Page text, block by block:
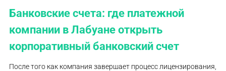
Банковские счета: где платежной
компании в Лабуане открыть
корпоративный банковский счет
После того как компания завершает процесс лицензирования,